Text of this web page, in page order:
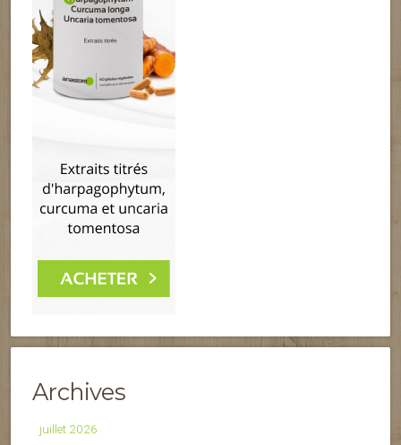
Archives
juillet 2026